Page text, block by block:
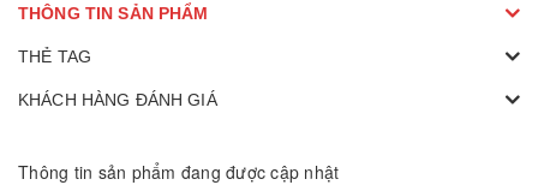
THÔNG TIN SẢN PHẨM
THẺ TAG
KHÁCH HÀNG ĐÁNH GIÁ
Thông tin sản phẩm đang được cập nhật